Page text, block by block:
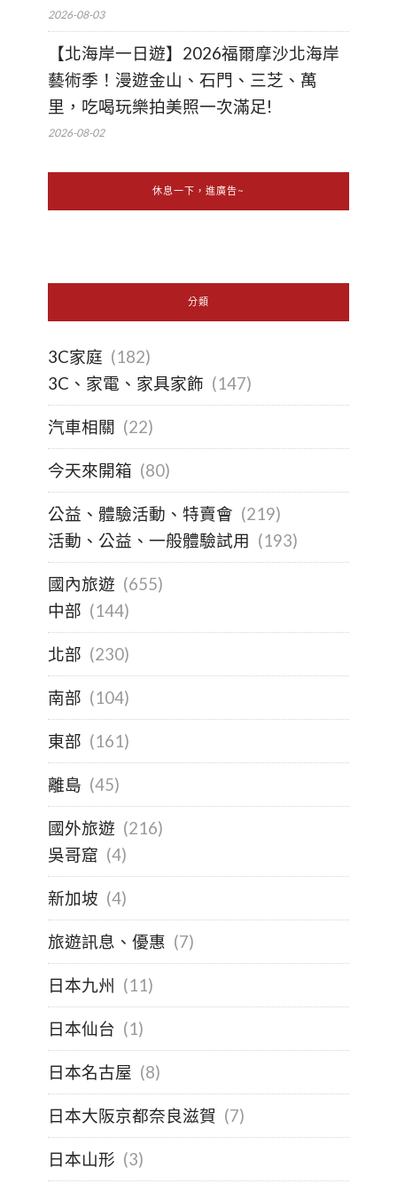
2026-08-03
【北海岸一日遊】2026福爾摩沙北海岸
藝術季！漫遊金山、石門、三芝、萬
里，吃喝玩樂拍美照一次滿足!
2026-08-02
休息一下，進廣告~
分類
3C家庭 (182)
3C、家電、家具家飾 (147)
汽車相關 (22)
今天來開箱 (80)
公益、體驗活動、特賣會 (219)
活動、公益、一般體驗試用 (193)
國內旅遊 (655)
中部 (144)
北部 (230)
南部 (104)
東部 (161)
離島 (45)
國外旅遊 (216)
吳哥窟 (4)
新加坡 (4)
旅遊訊息、優惠 (7)
日本九州 (11)
日本仙台 (1)
日本名古屋 (8)
日本大阪京都奈良滋賀 (7)
日本山形 (3)